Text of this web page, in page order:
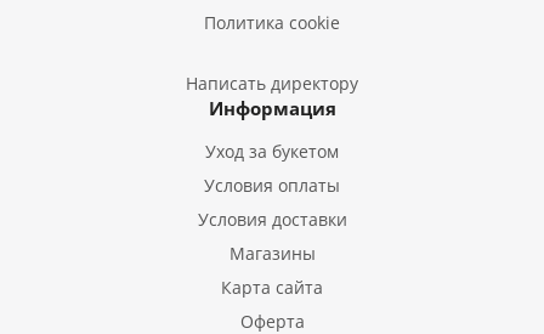
Букеты из Эустом
Букеты из Гладиолусов
Букеты из Тюльпанов
Политика cookie
Написать директору
Информация
Уход за букетом
Условия оплаты
Условия доставки
Магазины
Карта сайта
Оферта